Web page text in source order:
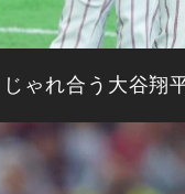
ゃれ合う大谷翔